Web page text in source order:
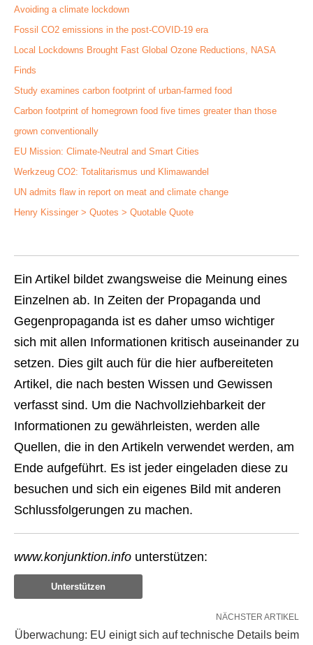
Avoiding a climate lockdown
Fossil CO2 emissions in the post-COVID-19 era
Local Lockdowns Brought Fast Global Ozone Reductions, NASA
Finds
Study examines carbon footprint of urban-farmed food
Carbon footprint of homegrown food five times greater than those
grown conventionally
EU Mission: Climate-Neutral and Smart Cities
Werkzeug CO2: Totalitarismus und Klimawandel
UN admits flaw in report on meat and climate change
Henry Kissinger > Quotes > Quotable Quote
Ein Artikel bildet zwangsweise die Meinung eines
Einzelnen ab. In Zeiten der Propaganda und
Gegenpropaganda ist es daher umso wichtiger
sich mit allen Informationen kritisch auseinander zu
setzen. Dies gilt auch für die hier aufbereiteten
Artikel, die nach besten Wissen und Gewissen
verfasst sind. Um die Nachvollziehbarkeit der
Informationen zu gewährleisten, werden alle
Quellen, die in den Artikeln verwendet werden, am
Ende aufgeführt. Es ist jeder eingeladen diese zu
besuchen und sich ein eigenes Bild mit anderen
Schlussfolgerungen zu machen.
www.konjunktion.info unterstützen:
Unterstützen
NÄCHSTER ARTIKEL
Überwachung: EU einigt sich auf technische Details beim